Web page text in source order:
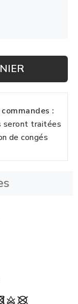
:
seront traitées
de congés